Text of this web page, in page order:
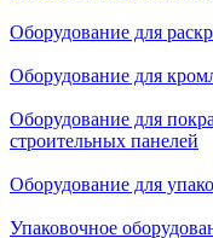
Оборудование для
Оборудование для
Оборудование для
строительных панелей
Оборудование для
Упаковочное